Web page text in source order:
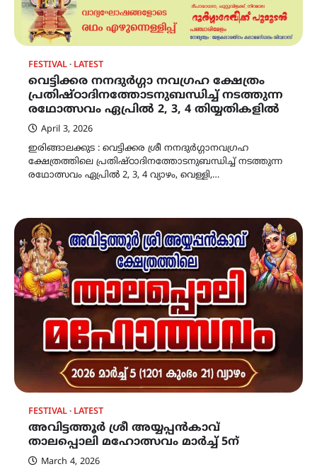
FESTIVAL LATEST
വെട്ടിക്കര നനദുർഗ്ഗാ നവഗ്രഹ ക്ഷേത്രം
പ്രതിഷ്‌ഠാദിനത്തോടനുബന്ധിച്ച് നടത്തുന്ന
രഥോത്സവം ഏപ്രിൽ 2, 3, 4 തിയ്യതികളിൽ
April 3, 2026
ഇരിങ്ങാലക്കുട : വെട്ടിക്കര ശ്രീ നനദുർഗ്ഗാനവഗ്രഹ
ക്ഷേത്രത്തിലെ പ്രതിഷ്‌ഠാദിനത്തോടനുബന്ധിച്ച് നടത്തുന്ന
രഥോത്സവം ഏപ്രിൽ 2, 3, 4 വ്യാഴം, വെള്ളി,…
FESTIVAL LATEST
അവിട്ടത്തൂർ ശ്രീ അയ്യപ്പൻകാവ്
താലപ്പൊലി മഹോത്സവം മാർച്ച്‌ 5ന്
March 4, 2026